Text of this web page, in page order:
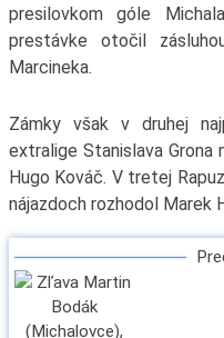
presilovkom góle
prestávke otočil
Marcineka.
Zámky však v druhej
extralige Stanislava Grona
Hugo Kováč. V tretej
nájazdoch rozhodol Marek